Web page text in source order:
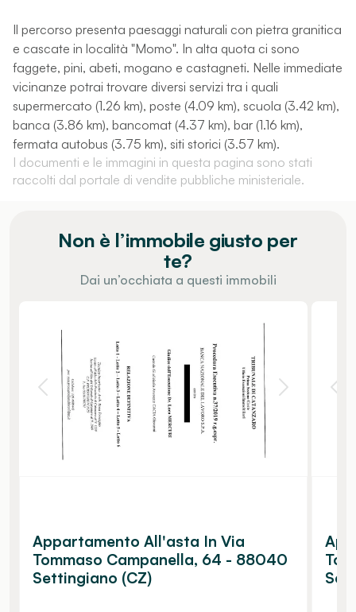
Il percorso presenta paesaggi naturali con pietra granitica
e cascate in località "Momo". In alta quota ci sono
faggete, pini, abeti, mogano e castagneti. Nelle immediate
vicinanze potrai trovare diversi servizi tra i quali
supermercato (1.26 km), poste (4.09 km), scuola (3.42 km),
banca (3.86 km), bancomat (4.37 km), bar (1.16 km),
fermata autobus (3.75 km), siti storici (3.57 km).
I documenti e le immagini in questa pagina sono stati
raccolti dal portale di vendite pubbliche ministeriale.
Non è l’immobile giusto per
te?
Dai un’occhiata a questi immobili
Appartamento All'asta In Via
Tommaso Campanella, 64 - 88040
Settingiano (CZ)